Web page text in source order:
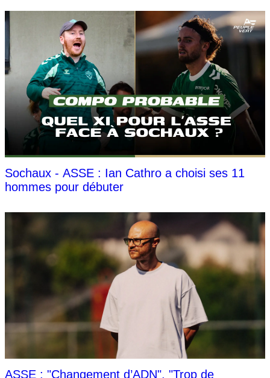
Sochaux - ASSE : Ian Cathro a choisi ses 11
hommes pour débuter
ASSE : "Changement d’ADN", "Trop de